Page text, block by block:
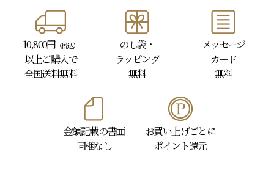
10,800円 （税込）
以上ご購入で
全国送料無料
のし袋・
ラッピング
無料
メッセージ
カード
無料
金額記載の書面
同梱なし
お買い上げごとに
ポイント還元